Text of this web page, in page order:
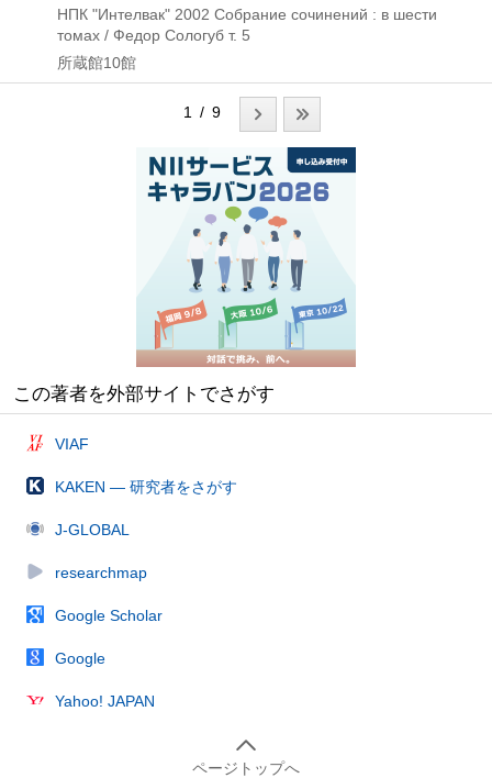
НПК "Интелвак" 2002 Собрание сочинений : в шести
томах / Федор Сологуб т. 5
所蔵館10館
1 / 9
この著者を外部サイトでさがす
VIAF
KAKEN — 研究者をさがす
J-GLOBAL
researchmap
Google Scholar
Google
Yahoo! JAPAN
ページトップへ